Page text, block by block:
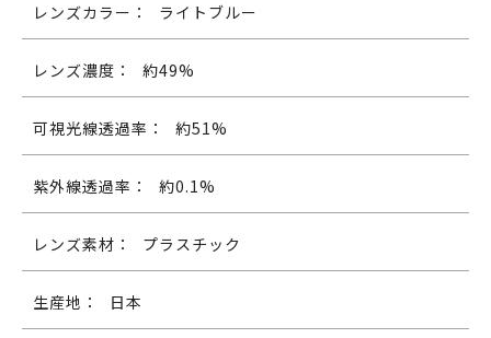
レンズカラー： ライトブルー
レンズ濃度： 約49%
可視光線透過率： 約51%
紫外線透過率： 約0.1%
レンズ素材： プラスチック
生産地： 日本